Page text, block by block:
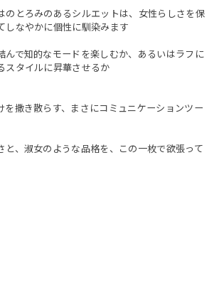
のとろみのあるシルエットは、女性らしさを保
しなやかに個性に馴染みます
んで知的なモードを楽しむか、あるいはラフに
スタイルに昇華させるか
を撒き散らす、まさにコミュニケーションツー
と、淑女のような品格を、この一枚で欲張って